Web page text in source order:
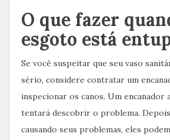
O que fazer
esgoto está
Se você suspeitar que seu vaso
sério, considere contratar um
inspecionar os canos. Um encanador
tentará descobrir o problema.
causando seus problemas, eles